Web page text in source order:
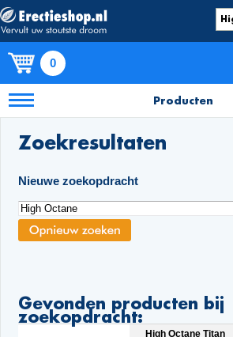
0
Producten
Zoekresultaten
Nieuwe zoekopdracht
Gevonden producten bij
zoekopdracht:
High Octane Titan